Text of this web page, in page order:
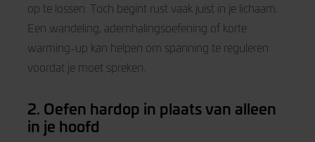
op te lossen. Toch begint rust vaak juist in je lichaam.
Een wandeling, ademhalingsoefening of korte
warming-up kan helpen om spanning te reguleren
voordat je moet spreken.
2. Oefen hardop in plaats van alleen
in je hoofd